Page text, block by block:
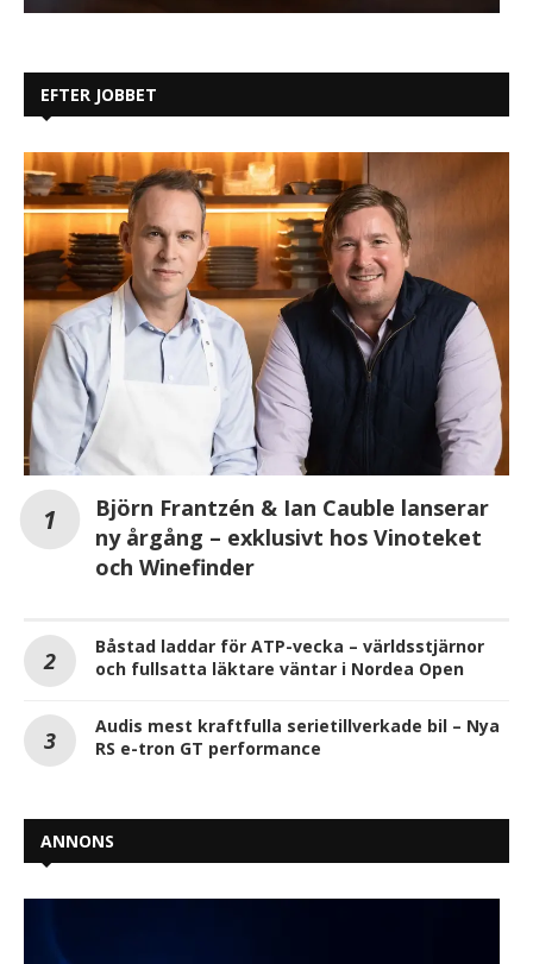
EFTER JOBBET
Björn Frantzén & Ian Cauble lanserar
ny årgång – exklusivt hos Vinoteket
och Winefinder
Båstad laddar för ATP-vecka – världsstjärnor
och fullsatta läktare väntar i Nordea Open
Audis mest kraftfulla serietillverkade bil – Nya
RS e-tron GT performance
ANNONS